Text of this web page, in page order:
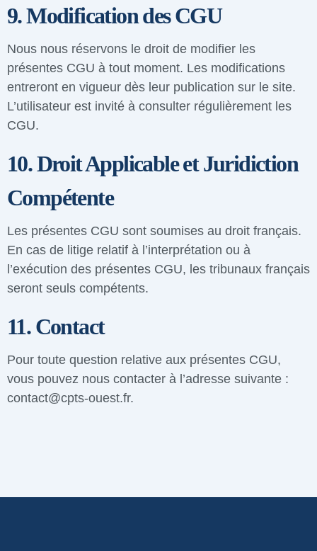
9. Modification des CGU
Nous nous réservons le droit de modifier les
présentes CGU à tout moment. Les modifications
entreront en vigueur dès leur publication sur le site.
L’utilisateur est invité à consulter régulièrement les
CGU.
10. Droit Applicable et Juridiction
Compétente
Les présentes CGU sont soumises au droit français.
En cas de litige relatif à l’interprétation ou à
l’exécution des présentes CGU, les tribunaux français
seront seuls compétents.
11. Contact
Pour toute question relative aux présentes CGU,
vous pouvez nous contacter à l’adresse suivante :
contact@cpts-ouest.fr.